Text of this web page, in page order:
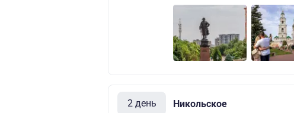
2 день Никольское